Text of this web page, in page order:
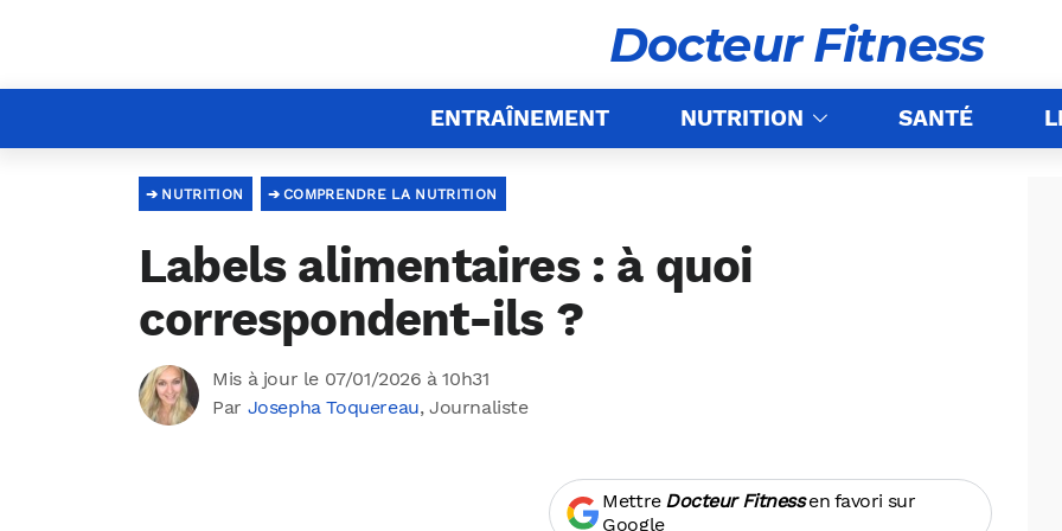
Docteur Fitness
ENTRAÎNEMENT NUTRITION SANTÉ
COMPRENDRE LA NUTRITION
NUTRITION
Labels alimentaires : à quoi
correspondent-ils ?
Mis à jour le 07/01/2026 à 10h31
Par Josepha Toquereau, Journaliste
Mettre Docteur Fitnessen favori sur
Google